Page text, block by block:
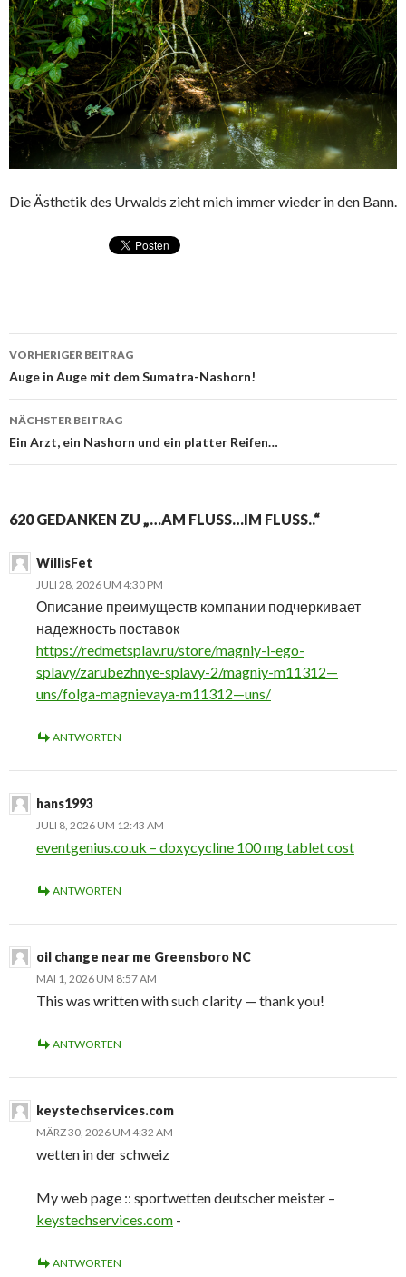
Die Ästhetik des Urwalds zieht mich immer wieder in den Bann.
Beitragsnavigation
VORHERIGER BEITRAG
Auge in Auge mit dem Sumatra-Nashorn!
NÄCHSTER BEITRAG
Ein Arzt, ein Nashorn und ein platter Reifen…
620 GEDANKEN ZU „…AM FLUSS…IM FLUSS..“
WillisFet
JULI 28, 2026 UM 4:30 PM
Описание преимуществ компании подчеркивает
надежность поставок
https://redmetsplav.ru/store/magniy-i-ego-
splavy/zarubezhnye-splavy-2/magniy-m11312—
uns/folga-magnievaya-m11312—uns/
ANTWORTEN
hans1993
JULI 8, 2026 UM 12:43 AM
eventgenius.co.uk – doxycycline 100 mg tablet cost
ANTWORTEN
oil change near me Greensboro NC
MAI 1, 2026 UM 8:57 AM
This was written with such clarity — thank you!
ANTWORTEN
keystechservices.com
MÄRZ 30, 2026 UM 4:32 AM
wetten in der schweiz
My web page :: sportwetten deutscher meister –
keystechservices.com -
ANTWORTEN